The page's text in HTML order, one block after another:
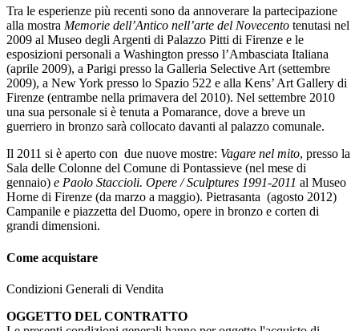
Tra le esperienze più recenti sono da annoverare la partecipazione
alla mostra Memorie dell’Antico nell’arte del Novecento tenutasi nel
2009 al Museo degli Argenti di Palazzo Pitti di Firenze e le
esposizioni personali a Washington presso l’Ambasciata Italiana
(aprile 2009), a Parigi presso la Galleria Selective Art (settembre
2009), a New York presso lo Spazio 522 e alla Kens’ Art Gallery di
Firenze (entrambe nella primavera del 2010). Nel settembre 2010
una sua personale si è tenuta a Pomarance, dove a breve un
guerriero in bronzo sarà collocato davanti al palazzo comunale.
Il 2011 si è aperto con due nuove mostre: Vagare nel mito, presso la
Sala delle Colonne del Comune di Pontassieve (nel mese di
gennaio) e Paolo Staccioli. Opere / Sculptures 1991-2011 al Museo
Horne di Firenze (da marzo a maggio). Pietrasanta (agosto 2012)
Campanile e piazzetta del Duomo, opere in bronzo e corten di
grandi dimensioni.
Come acquistare
Condizioni Generali di Vendita
OGGETTO DEL CONTRATTO